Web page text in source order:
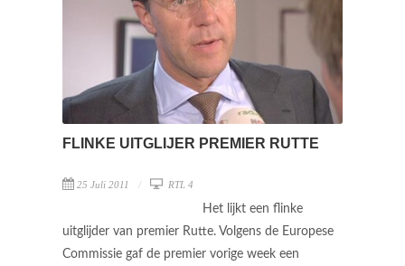
FLINKE UITGLIJER PREMIER RUTTE
25 Juli 2011 RTL 4
Het lijkt een flinke
uitglijder van premier Rutte. Volgens de Europese
Commissie gaf de premier vorige week een